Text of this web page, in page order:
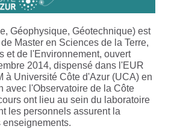
Géophysique, Géotechnique) est
Master en Sciences de la Terre,
et de l'Environnement, ouvert
2014, dispensé dans l'EUR
à Université Côte d'Azur (UCA) en
avec l'Observatoire de la Côte
ont lieu au sein du laboratoire
les personnels assurent la
enseignements.